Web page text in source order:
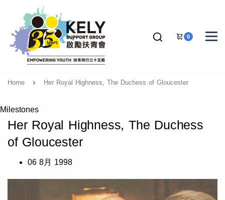
0
Home Her Royal Highness, The Duchess of Gloucester
Milestones
Her Royal Highness, The Duchess
of Gloucester
06 8月 1998